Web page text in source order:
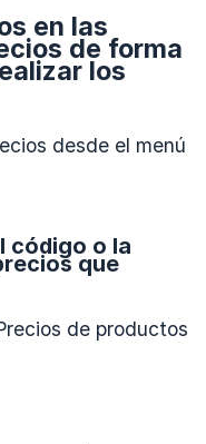
en las
de forma
los
desde el menú
código o la
que
de productos